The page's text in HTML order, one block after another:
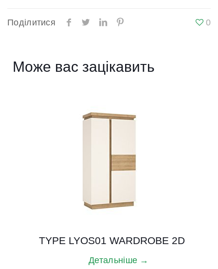
Поділитися 0
Може вас зацікавить
TYPE LYOS01 WARDROBE 2D
Детальніше →